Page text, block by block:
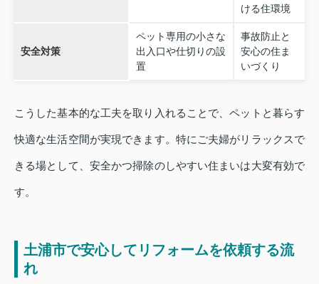
ける住環境
安全対策
ペット専用の小さな
出入口や仕切りの設
置
事故防止と
安心の住ま
いづくり
こうした基本的な工夫を取り入れることで、ペットと暮らす
快適な生活空間が実現できます。特にご夫婦がリラックスで
きる場として、安全かつ掃除のしやすい住まいは大変有効で
す。
土浦市で安心してリフォームを依頼する流
れ